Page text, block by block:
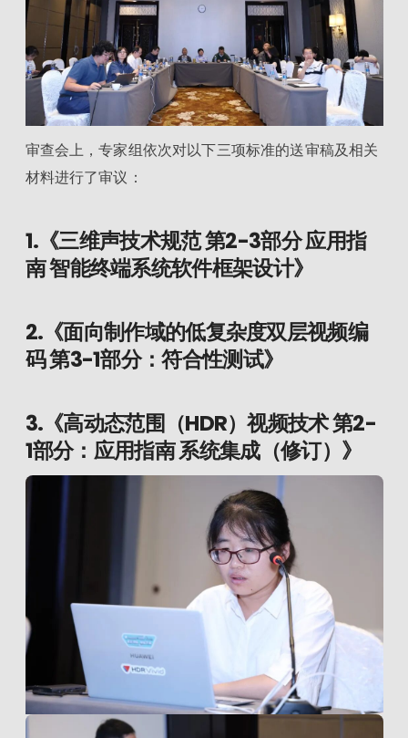
审查会上，专家组依次对以下三项标准的送审稿及相关
材料进行了审议：
1.《三维声技术规范 第2-3部分 应用指
南 智能终端系统软件框架设计》
2.《面向制作域的低复杂度双层视频编
码 第3-1部分：符合性测试》
3.《高动态范围（HDR）视频技术 第2-
1部分：应用指南 系统集成（修订）》